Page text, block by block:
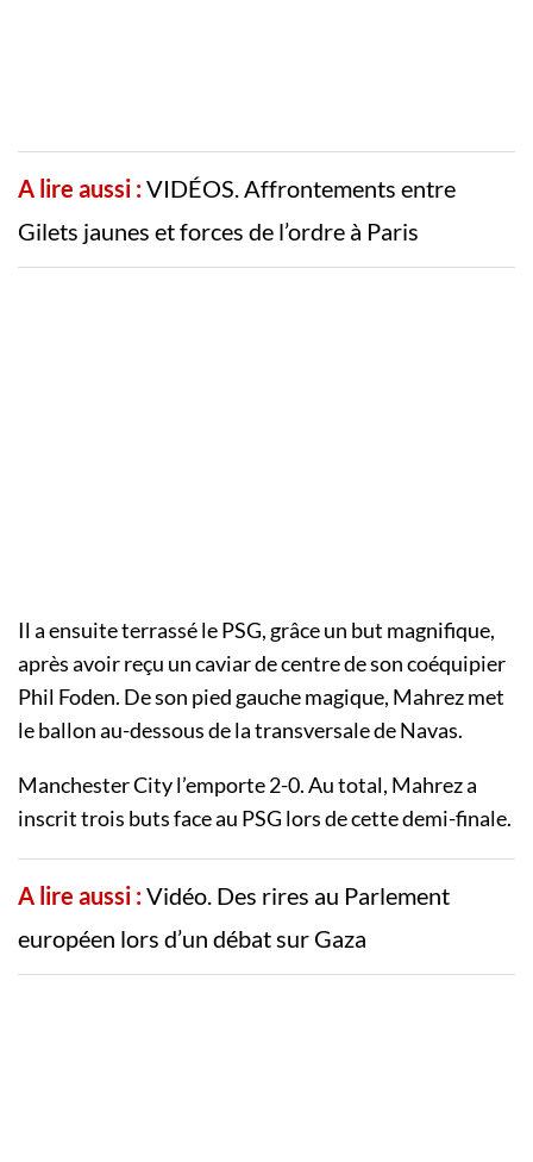
A lire aussi :VIDÉOS. Affrontements entre
Gilets jaunes et forces de l’ordre à Paris
Il a ensuite terrassé le PSG, grâce un but magnifique,
après avoir reçu un caviar de centre de son coéquipier
Phil Foden. De son pied gauche magique, Mahrez met
le ballon au-dessous de la transversale de Navas.
Manchester City l’emporte 2-0. Au total, Mahrez a
inscrit trois buts face au PSG lors de cette demi-finale.
A lire aussi :Vidéo. Des rires au Parlement
européen lors d’un débat sur Gaza